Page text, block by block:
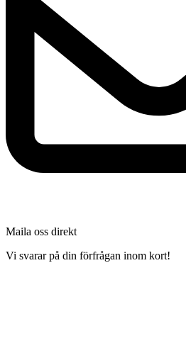
Maila oss direkt
Vi svarar på din förfrågan inom kort!